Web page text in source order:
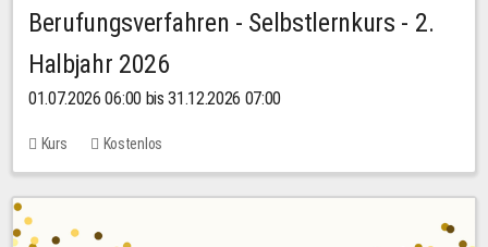
Berufungsverfahren - Selbstlernkurs - 2.
Halbjahr 2026
01.07.2026 06:00 bis 31.12.2026 07:00
Kurs Kostenlos